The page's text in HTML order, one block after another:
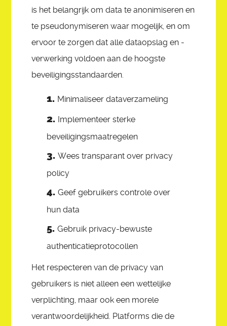
is het belangrijk om data te anonimiseren en
te pseudonymiseren waar mogelijk, en om
ervoor te zorgen dat alle dataopslag en -
verwerking voldoen aan de hoogste
beveiligingsstandaarden.
Minimaliseer dataverzameling
Implementeer sterke
beveiligingsmaatregelen
Wees transparant over privacy
policy
Geef gebruikers controle over
hun data
Gebruik privacy-bewuste
authenticatieprotocollen
Het respecteren van de privacy van
gebruikers is niet alleen een wettelijke
verplichting, maar ook een morele
verantwoordelijkheid. Platforms die de